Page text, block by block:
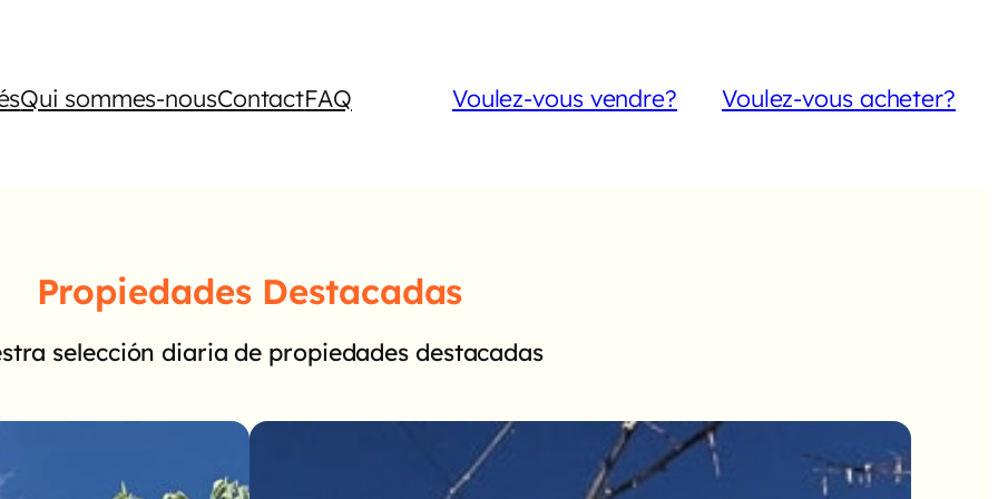
Qui sommes-nousContactFAQ Voulez-vous vendre? Voulez-vous acheter?
Propiedades Destacadas
selección diaria de propiedades destacadas